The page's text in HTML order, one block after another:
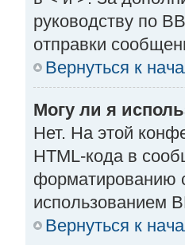
руководству по
отправки
Вернуться к
Могу ли я
Нет. На этой
HTML-кода в
форматированию
использованием
Вернуться к